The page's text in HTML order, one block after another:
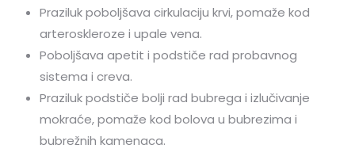
Praziluk poboljšava cirkulaciju krvi, pomaže kod
arteroskleroze i upale vena.
Poboljšava apetit i podstiče rad probavnog
sistema i creva.
Praziluk podstiče bolji rad bubrega i izlučivanje
mokraće, pomaže kod bolova u bubrezima i
bubrežnih kamenaca.